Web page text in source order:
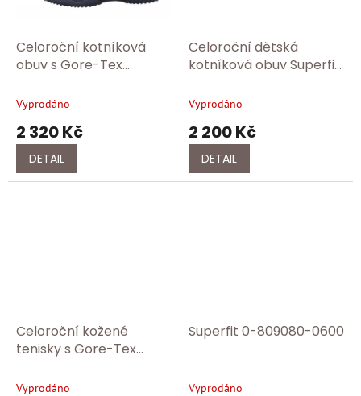
Celoroční kotníková
obuv s Gore-Tex
009385-8030
Vyprodáno
2 320 Kč
DETAIL
Celoroční dětská
kotníková obuv Superfit
Vyprodáno
2 200 Kč
DETAIL
Celoroční kožené
tenisky s Gore-Tex
000236-0000
Vyprodáno
Superfit 0-809080-0600
Vyprodáno